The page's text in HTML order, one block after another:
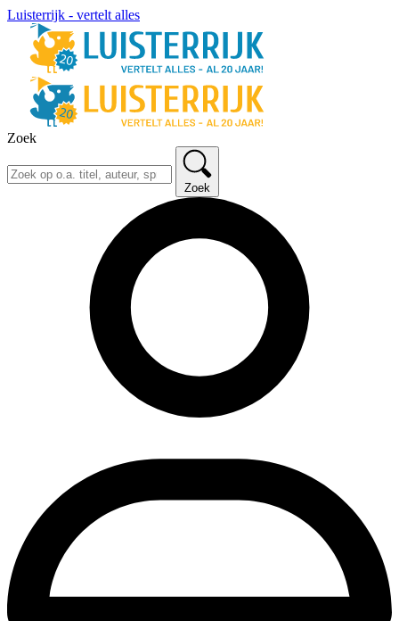
Luisterrijk - vertelt alles
Zoek
Zoek